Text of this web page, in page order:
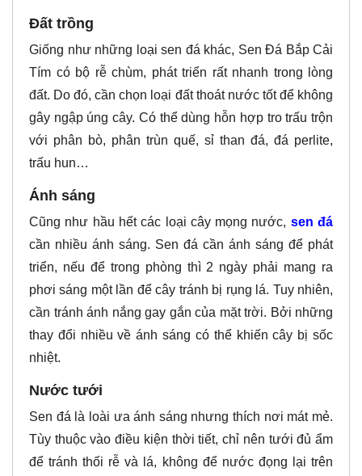
Đất trồng
Giống như những loại sen đá khác, Sen Đá Bắp Cải
Tím có bộ rễ chùm, phát triển rất nhanh trong lòng
đất. Do đó, cần chọn loại đất thoát nước tốt để không
gây ngập úng cây. Có thể dùng hỗn hợp tro trấu trộn
với phân bò, phân trùn quế, sỉ than đá, đá perlite,
trấu hun…
Ánh sáng
Cũng như hầu hết các loại cây mọng nước, sen đá
cần nhiều ánh sáng. Sen đá cần ánh sáng để phát
triển, nếu để trong phòng thì 2 ngày phải mang ra
phơi sáng một lần để cây tránh bị rụng lá. Tuy nhiên,
cần tránh ánh nắng gay gắn của mặt trời. Bởi những
thay đổi nhiều về ánh sáng có thể khiến cây bị sốc
nhiệt.
Nước tưới
Sen đá là loài ưa ánh sáng nhưng thích nơi mát mẻ.
Tùy thuộc vào điều kiện thời tiết, chỉ nên tưới đủ ẩm
để tránh thối rễ và lá, không để nước đọng lại trên